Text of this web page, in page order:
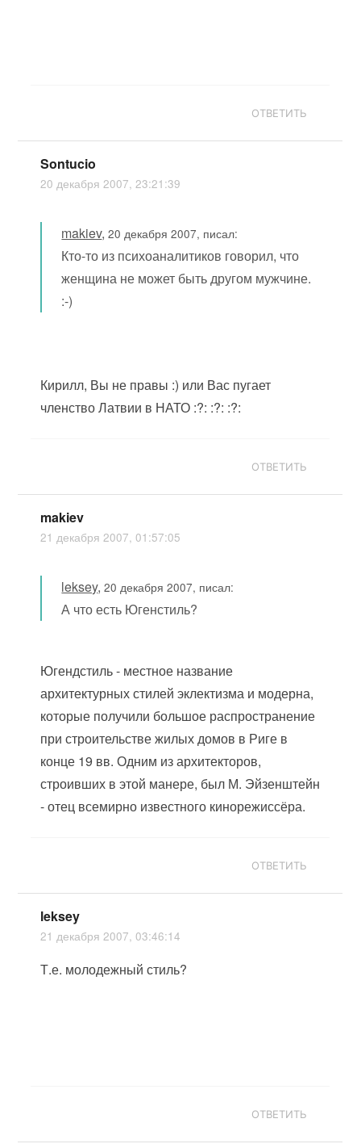
ОТВЕТИТЬ
Sontucio
20 декабря 2007, 23:21:39
makiev,20 декабря 2007, писал:
Кто-то из психоаналитиков говорил, что
женщина не может быть другом мужчине.
:-)
Кирилл, Вы не правы :) или Вас пугает
членство Латвии в НАТО :?: :?: :?:
ОТВЕТИТЬ
makiev
21 декабря 2007, 01:57:05
leksey,20 декабря 2007, писал:
А что есть Югенстиль?
Югендстиль - местное название
архитектурных стилей эклектизма и модерна,
которые получили большое распространение
при строительстве жилых домов в Риге в
конце 19 вв. Одним из архитекторов,
строивших в этой манере, был М. Эйзенштейн
- отец всемирно известного кинорежиссёра.
ОТВЕТИТЬ
leksey
21 декабря 2007, 03:46:14
Т.е. молодежный стиль?
ОТВЕТИТЬ